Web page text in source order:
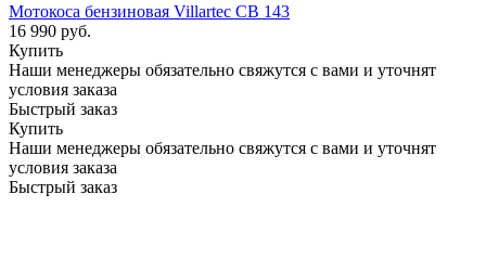
Мотокоса бензиновая Villartec CB 143
16 990 руб.
Купить
Наши менеджеры обязательно свяжутся с вами и уточнят
условия заказа
Быстрый заказ
Купить
Наши менеджеры обязательно свяжутся с вами и уточнят
условия заказа
Быстрый заказ